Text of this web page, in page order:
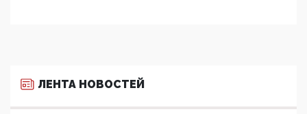
ЛЕНТА НОВОСТЕЙ